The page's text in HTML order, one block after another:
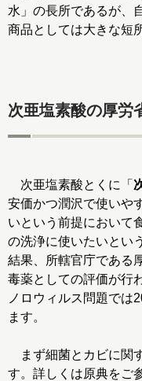
水」の長所であるが、
商品としては大きな短
次亜塩素酸の厚労
次亜塩素酸とくに「
安価かつ潤沢で使いや
いという前提において
の洗浄に使いたいとい
結果、所轄官庁である
毒薬としての評価が行
ノロウィルス問題では
ます。
まず細菌とカビに関
す。詳しくは原典をご